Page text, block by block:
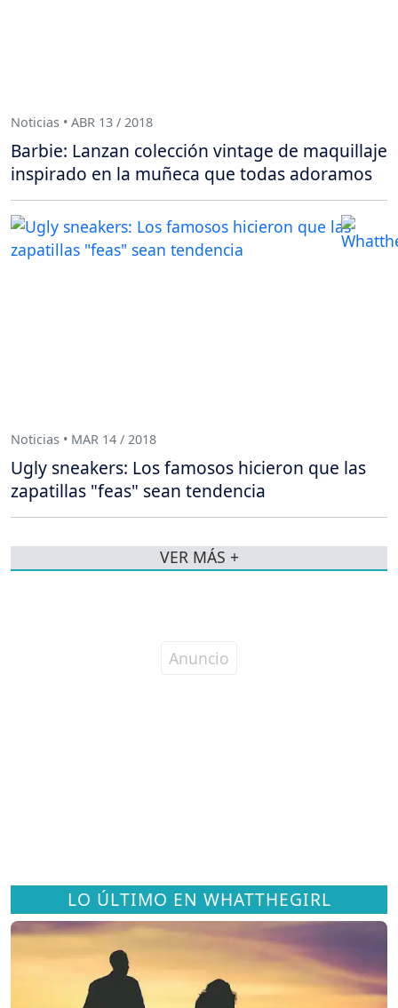
LO ÚLTIMO EN WHATTHEGIRL
Noticias • ABR 13 / 2018
Barbie: Lanzan colección vintage de maquillaje
inspirado en la muñeca que todas adoramos
Noticias • MAR 14 / 2018
Ugly sneakers: Los famosos hicieron que las
zapatillas "feas" sean tendencia
VER MÁS +